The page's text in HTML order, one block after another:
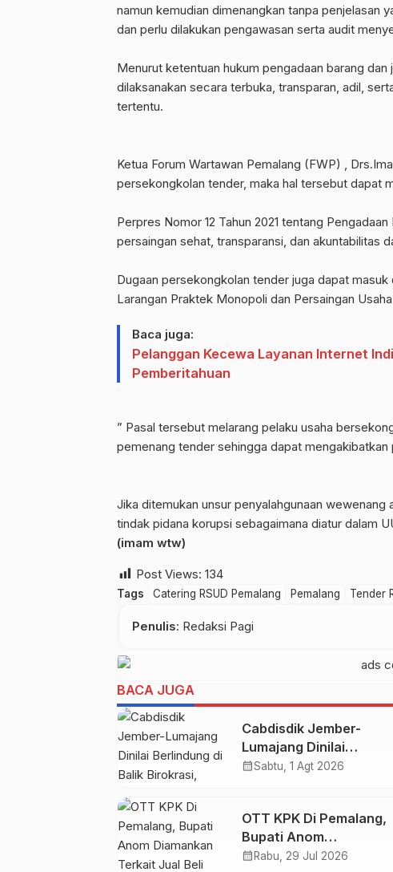
namun kemudian dimenangkan tanpa penjelasan
dan perlu dilakukan pengawasan serta audit
‎Menurut ketentuan hukum pengadaan barang
dilaksanakan secara terbuka, transparan, adil,
tertentu.
‎Ketua Forum Wartawan Pemalang (FWP) ,
persekongkolan tender, maka hal tersebut dapat
‎Perpres Nomor 12 Tahun 2021 tentang
persaingan sehat, transparansi, dan akuntabilitas
‎Dugaan persekongkolan tender juga dapat
Larangan Praktek Monopoli dan Persaingan
Baca juga:
Pelanggan Kecewa Layanan Internet
Pemberitahuan
‎” Pasal tersebut melarang pelaku usaha
pemenang tender sehingga dapat
‎Jika ditemukan unsur penyalahgunaan
tindak pidana korupsi sebagaimana diatur dalam
(imam wtw)
Post Views: 134
Tags Catering RSUD Pemalang Pemalang Tender
Penulis: Redaksi Pagi
BACA JUGA
Cabdisdik Jember-
Lumajang Dinilai
Berlindung di Balik
Disembunyikan,
Kenapa Takut
Klarifikasi
calendar_monthSabtu, 1 Agt 2026
OTT KPK Di Pemalang,
Bupati Anom
Diamankan Terkait
calendar_month Rabu, 29 Jul 2026